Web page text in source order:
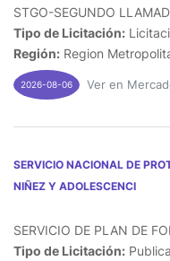
STGO-SEGUNDO
Tipo de Licitación:
Región: Region
2026-08-06 Ver en
SERVICIO NACIONAL DE
NIÑEZ Y ADOLESCENCI
SERVICIO DE PLAN DE
Tipo de Licitación: